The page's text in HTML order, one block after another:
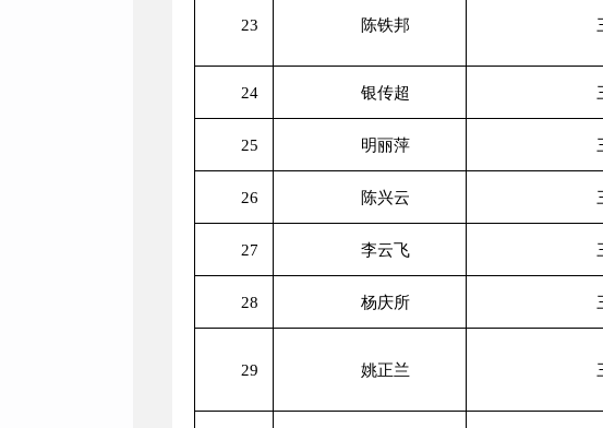
23 陈铁邦
24 银传超
25 明丽萍
26 陈兴云
27 李云飞
28 杨庆所
29 姚正兰